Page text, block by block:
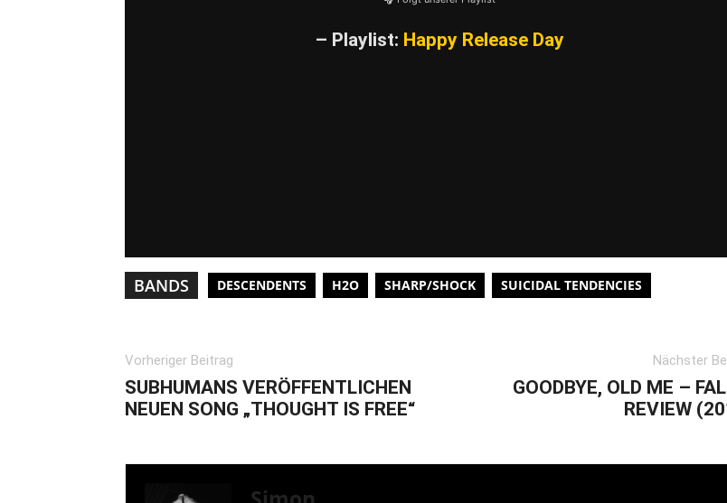
– Playlist: Happy Release Day
BANDS DESCENDENTS H2O SHARP/SHOCK SUICIDAL TENDENCIES
Vorheriger Beitrag
SUBHUMANS VERÖFFENTLICHEN
NEUEN SONG „THOUGHT IS FREE“
Nächster
GOODBYE, OLD ME –
REVIEW